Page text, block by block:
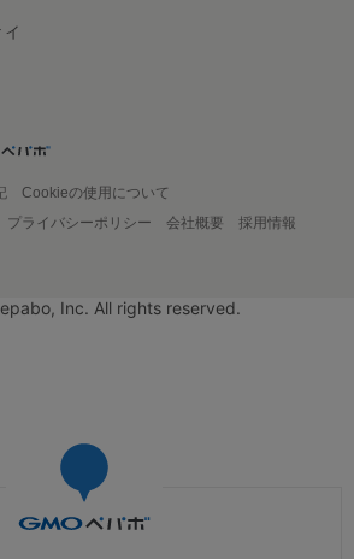
Cookieの使用について
プライバシーポリシー 会社概要
採用情報
Inc. All rights reserved.